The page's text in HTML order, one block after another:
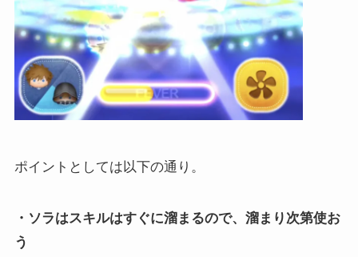
ポイントとしては以下の通り。
・ソラはスキルはすぐに溜まるので、溜まり次第使お
う